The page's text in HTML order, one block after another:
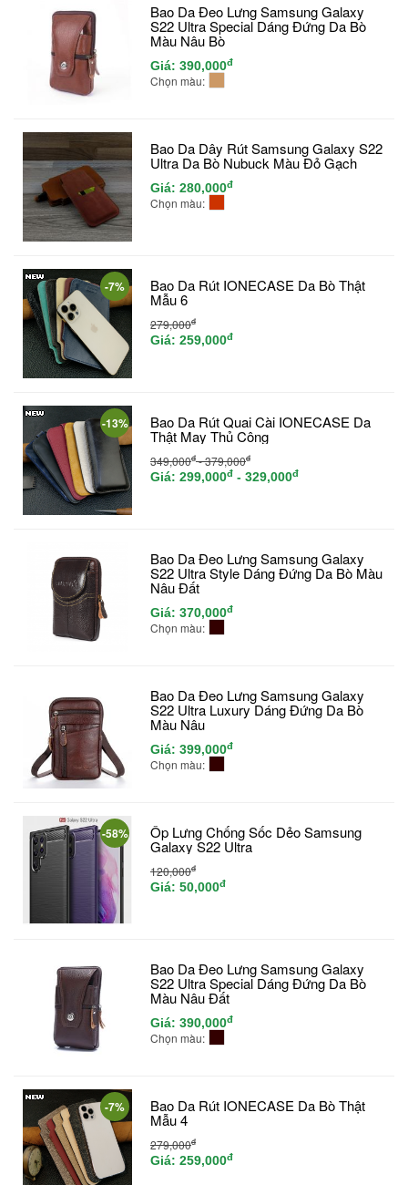
Bao Da Đeo Lưng Samsung Galaxy
S22 Ultra Special Dáng Đứng Da Bò
Màu Nâu Bò
Giá: 390,000đ
Chọn màu:
Bao Da Dây Rút Samsung Galaxy S22
Ultra Da Bò Nubuck Màu Đỏ Gạch
Giá: 280,000đ
Chọn màu:
-7% Bao Da Rút IONECASE Da Bò Thật
Mẫu 6
279,000đ
Giá: 259,000đ
-13% Bao Da Rút Quai Cài IONECASE Da
Thật May Thủ Công
349,000đ- 379,000đ
Giá: 299,000đ - 329,000đ
Bao Da Đeo Lưng Samsung Galaxy
S22 Ultra Style Dáng Đứng Da Bò Màu
Nâu Đất
Giá: 370,000đ
Chọn màu:
Bao Da Đeo Lưng Samsung Galaxy
S22 Ultra Luxury Dáng Đứng Da Bò
Màu Nâu
Giá: 399,000đ
Chọn màu:
-58% Ốp Lưng Chống Sốc Dẻo Samsung
Galaxy S22 Ultra
120,000đ
Giá: 50,000đ
Bao Da Đeo Lưng Samsung Galaxy
S22 Ultra Special Dáng Đứng Da Bò
Màu Nâu Đất
Giá: 390,000đ
Chọn màu:
-7% Bao Da Rút IONECASE Da Bò Thật
Mẫu 4
279,000đ
Giá: 259,000đ